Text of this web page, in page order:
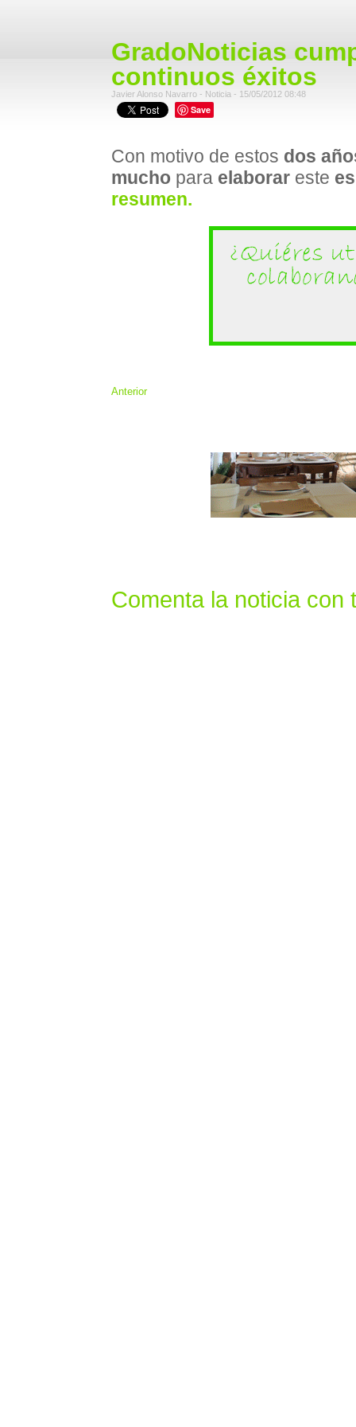
GradoNoticias
continuos éxitos
Javier Alonso Navarro - Noticia - 15/05/2012 08:48
Save
Con motivo de estos dos
mucho para elaborar este
resumen.
Anterior
Comenta la noticia con